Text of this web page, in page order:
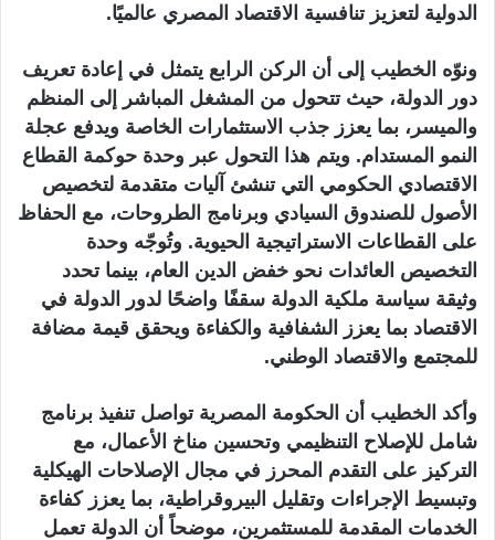
الدولية لتعزيز تنافسية الاقتصاد المصري عالميًا.
ونوّه الخطيب إلى أن الركن الرابع يتمثل في إعادة تعريف
دور الدولة، حيث تتحول من المشغل المباشر إلى المنظم
والميسر، بما يعزز جذب الاستثمارات الخاصة ويدفع عجلة
النمو المستدام. ويتم هذا التحول عبر وحدة حوكمة القطاع
الاقتصادي الحكومي التي تنشئ آليات متقدمة لتخصيص
الأصول للصندوق السيادي وبرنامج الطروحات، مع الحفاظ
على القطاعات الاستراتيجية الحيوية. وتُوجّه وحدة
التخصيص العائدات نحو خفض الدين العام، بينما تحدد
وثيقة سياسة ملكية الدولة سقفًا واضحًا لدور الدولة في
الاقتصاد بما يعزز الشفافية والكفاءة ويحقق قيمة مضافة
للمجتمع والاقتصاد الوطني.
وأكد الخطيب أن الحكومة المصرية تواصل تنفيذ برنامج
شامل للإصلاح التنظيمي وتحسين مناخ الأعمال، مع
التركيز على التقدم المحرز في مجال الإصلاحات الهيكلية
وتبسيط الإجراءات وتقليل البيروقراطية، بما يعزز كفاءة
الخدمات المقدمة للمستثمرين، موضحاً أن الدولة تعمل